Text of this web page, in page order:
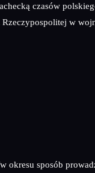
czasów
Rzeczypospolitej w
okresu sposób